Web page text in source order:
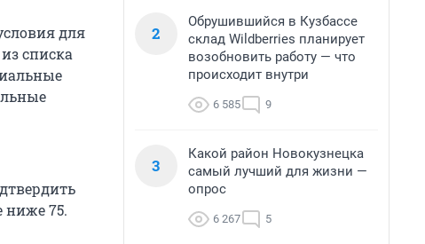
для
списка
ниже 75.
2
Обрушившийся в Кузбассе
склад Wildberries планирует
возобновить работу — что
происходит внутри
6 585 9
3
Какой район Новокузнецка
самый лучший для жизни —
опрос
6 267 5